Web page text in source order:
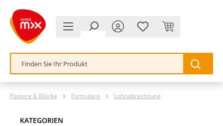
springen
Papiere & Blöcke Formulare Lohnabrechnung
KATEGORIEN